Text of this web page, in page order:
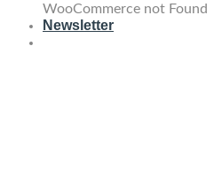
WooCommerce not Found
Newsletter